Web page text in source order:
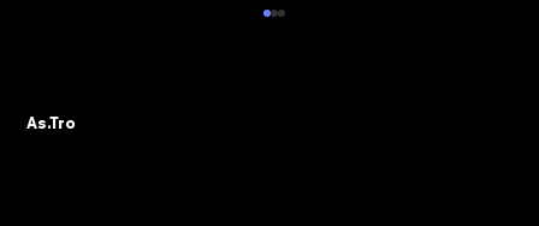
Determinazione Direttoriale di ADM, con la
As.Tro